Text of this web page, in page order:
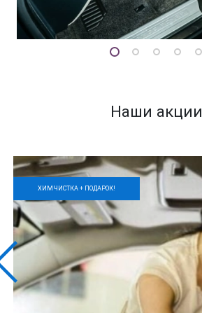
Наши акции
ХИМЧИСТКА + ПОДАРОК!